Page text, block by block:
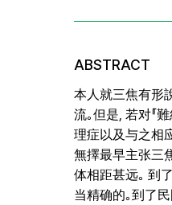
ABSTRACT
本人就三焦有形
流｡但是, 若对『
理症以及与之相
無擇最早主张三
体相距甚远｡ 到
当精确的｡到了